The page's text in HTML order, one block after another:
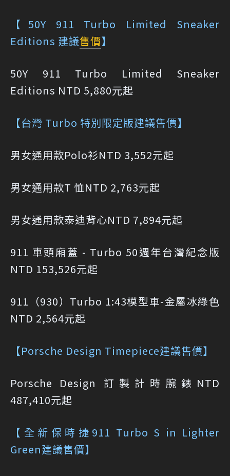
【50Y 911 Turbo Limited Sneaker
Editions 建議售價】
50Y 911 Turbo Limited Sneaker
Editions NTD 5,880元起
【台灣 Turbo 特別限定版建議售價】
男女通用款Polo衫NTD 3,552元起
男女通用款T 恤NTD 2,763元起
男女通用款泰迪背心NTD 7,894元起
911 車頭廂蓋 - Turbo 50週年台灣紀念版
NTD 153,526元起
911（930）Turbo 1:43模型車-金屬冰綠色
NTD 2,564元起
【Porsche Design Timepiece建議售價】
Porsche Design 訂製計時腕錶NTD
487,410元起
【全新保時捷911 Turbo S in Lighter
Green建議售價】